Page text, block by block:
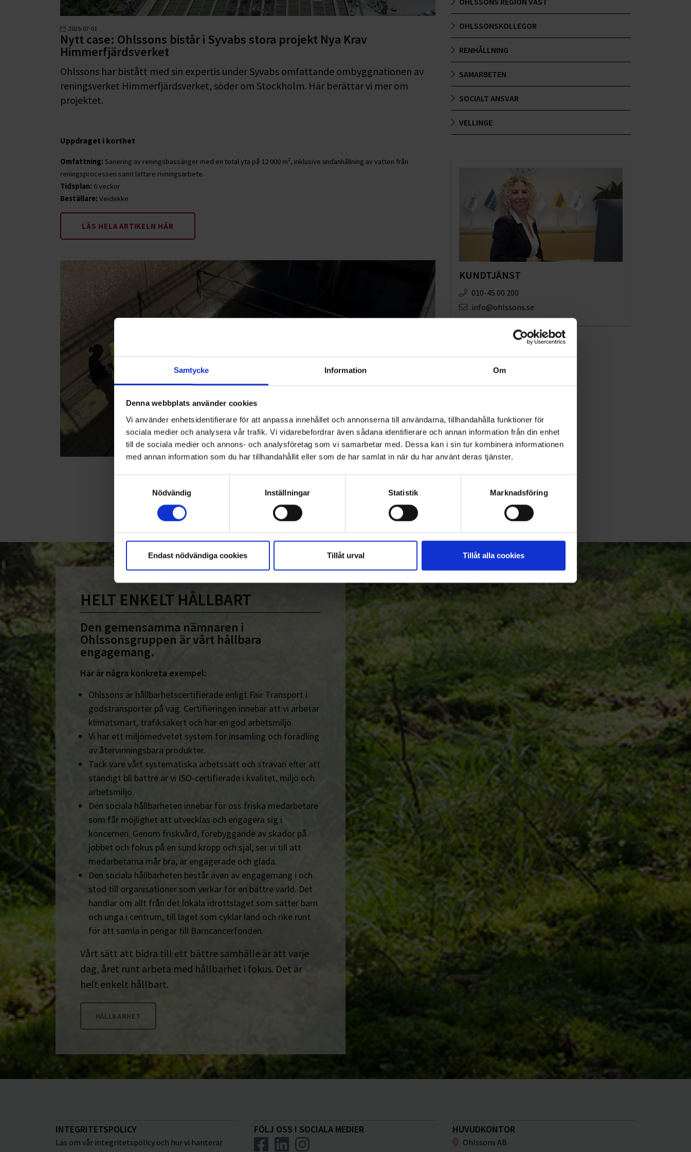
Samtycke Information Om
Denna webbplats använder cookies
Vi använder enhetsidentifierare för att anpassa innehållet och annonserna till användarna, tillhandahålla funktioner för
sociala medier och analysera vår trafik. Vi vidarebefordrar även sådana identifierare och annan information från din enhet
till de sociala medier och annons- och analysföretag som vi samarbetar med. Dessa kan i sin tur kombinera informationen
med annan information som du har tillhandahållit eller som de har samlat in när du har använt deras tjänster.
Nödvändig
Inställningar Statistik Marknadsföring
Endast nödvändiga cookies Tillåt urval Tillåt alla cookies
2025-07-01
Nytt case: Ohlssons bistår i Syvabs stora projekt Nya Krav
Himmerfjärdsverket
Ohlssons har bistått med sin expertis under Syvabs omfattande ombyggnationen av
reningsverket Himmerfjärdsverket, söder om Stockholm. Här berättar vi mer om
projektet.
Uppdraget i korthet
Omfattning: Sanering av reningsbassänger med en total yta på 12 000 m², inklusive undanhållning av vatten från
reningsprocessen samt lättare rivningsarbete.
Tidsplan: 6 veckor
Beställare: Veidekke
LÄS HELA ARTIKELN HÄR
>
OHLSSONSKOLLEGOR
RENHÅLLNING
SAMARBETEN
SOCIALT ANSVAR
VELLINGE
KUNDTJÄNST
010-45 00 200​
info@ohlssons.se
HELT ENKELT HÅLLBART
Den gemensamma nämnaren i
Ohlssonsgruppen är vårt hållbara
engagemang.
Här är några konkreta exempel:
Ohlssons är hållbarhetscertifierade enligt Fair Transport i
godstransporter på väg. Certifieringen innebär att vi arbetar
klimatsmart, trafiksäkert och har en god arbetsmiljö.
Vi har ett miljömedvetet system för insamling och förädling
av återvinningsbara produkter.
Tack vare vårt systematiska arbetssätt och strävan efter att
ständigt bli bättre är vi ISO-certifierade i kvalitet, miljö och
arbetsmiljö.
Den sociala hållbarheten innebär för oss friska medarbetare
som får möjlighet att utvecklas och engagera sig i
koncernen. Genom friskvård, förebyggande av skador på
jobbet och fokus på en sund kropp och själ, ser vi till att
medarbetarna mår bra, är engagerade och glada.
Den sociala hållbarheten består även av engagemang i och
stöd till organisationer som verkar för en bättre värld. Det
handlar om allt från det lokala idrottslaget som sätter barn
och unga i centrum, till laget som cyklar land och rike runt
för att samla in pengar till Barncancerfonden.
Vårt sätt att bidra till ett bättre samhälle är att varje
dag, året runt arbeta med hållbarhet i fokus. Det är
helt enkelt hållbart.
HÅLLBARHET
INTEGRITETSPOLICY
Läs om vår integritetspolicy och hur vi hanterar
FÖLJ OSS I SOCIALA MEDIER HUVUDKONTOR
Ohlssons AB